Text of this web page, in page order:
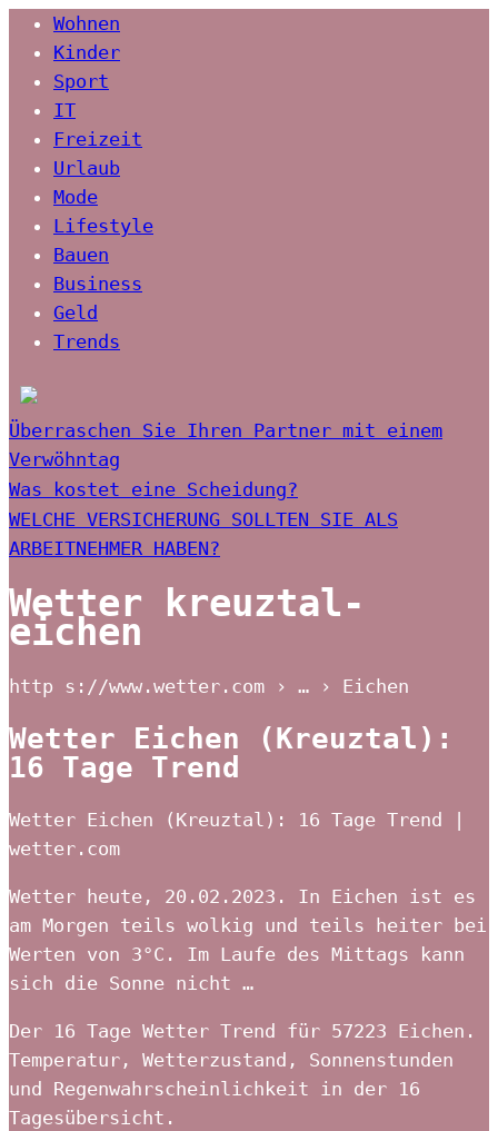
Wohnen
Kinder
Sport
IT
Freizeit
Urlaub
Mode
Lifestyle
Bauen
Business
Geld
Trends
Überraschen Sie Ihren Partner mit einem
Verwöhntag
Was kostet eine Scheidung?
WELCHE VERSICHERUNG SOLLTEN SIE ALS
ARBEITNEHMER HABEN?
Wetter kreuztal-
eichen
http s://www.wetter.com › … › Eichen
Wetter Eichen (Kreuztal):
16 Tage Trend
Wetter Eichen (Kreuztal): 16 Tage Trend |
wetter.com
Wetter heute, 20.02.2023. In Eichen ist es
am Morgen teils wolkig und teils heiter bei
Werten von 3°C. Im Laufe des Mittags kann
sich die Sonne nicht …
Der 16 Tage Wetter Trend für 57223 Eichen.
Temperatur, Wetterzustand, Sonnenstunden
und Regenwahrscheinlichkeit in der 16
Tagesübersicht.